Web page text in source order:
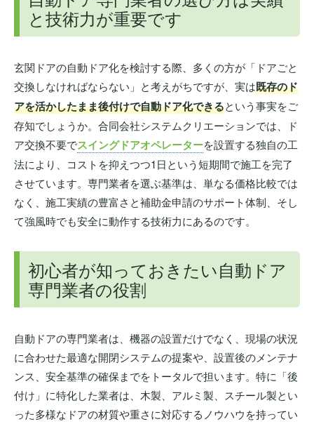
と技術力が重要です
玄関ドアの自動ドア化を検討する際、多くの方が「ドアごと
交換しなければならない」と考えがちですが、実は既存のド
アを活かしたまま後付けで自動ドア化できるという事実をご
存知でしょうか。合同会社システムクリエーションでは、ド
ア交換不要でスイングドアオペレーターを設置する独自の工
法により、コストを抑えつつ1日という短期間で施工を完了
させています。専門業者を選ぶ基準は、単なる価格比較では
なく、施工実績の豊富さと補助金申請のサポート体制、そし
て強風時でも安全に動作する技術力にあるのです。
初心者が知っておきたい自動ドア
専門業者の役割
自動ドアの専門業者は、機器の設置だけでなく、現場の状況
に合わせた最適な開閉システムの提案や、設置後のメンテナ
ンス、安全基準の確保までをトータルで担います。特に「後
付け」に特化した業者は、木製、アルミ製、スチール製とい
った多様なドアの材質や重さに対応するノウハウを持ってい